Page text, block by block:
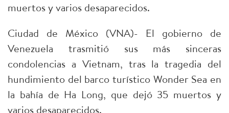
muertos y varios desaparecidos.
Ciudad de México (VNA)- El gobierno de
Venezuela trasmitió sus más sinceras
condolencias a Vietnam, tras la tragedia del
hundimiento del barco turístico Wonder Sea en
la bahía de Ha Long, que dejó 35 muertos y
varios desaparecidos.